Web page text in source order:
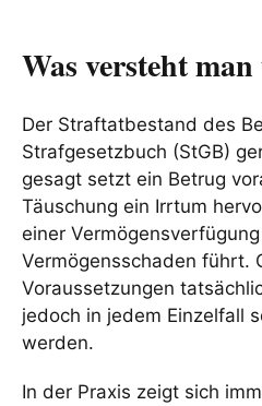
Was versteht
Der Straftatbestand des
Strafgesetzbuch (StGB)
gesagt setzt ein Betrug
Täuschung ein Irrtum
einer
Vermögensschaden führt.
Voraussetzungen
jedoch in jedem Einzelfall
werden.
In der Praxis zeigt sich